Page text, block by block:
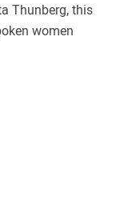
Thunberg, this
women